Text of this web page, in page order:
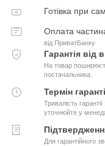
Готівка при
Оплата
від ПриватБанку
Гарантія від
На товар
постачальника.
Термін
Тривалість
уточнюйте у
Для гарантійного